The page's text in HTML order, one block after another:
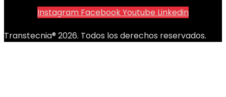
Instagram FacebookYoutube Linkedin
Transtecnia® 2026. Todos los derechos reservados.